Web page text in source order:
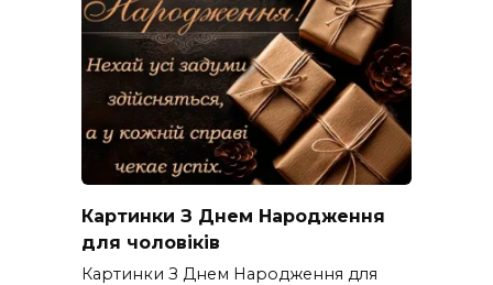
Картинки З Днем Народження
для чоловіків​
Картинки З Днем Народження для